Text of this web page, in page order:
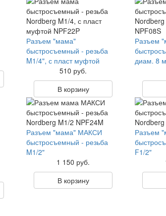
Разъем "мама"
быстросъемный - резьба
M1/4", с пласт муфтой
510 руб.
В корзину
Разъем
диам. 8
Разъем "мама" МАКСИ
быстросъемный - резьба
M1/2"
1 150 руб.
В корзину
Разъем
F1/2"